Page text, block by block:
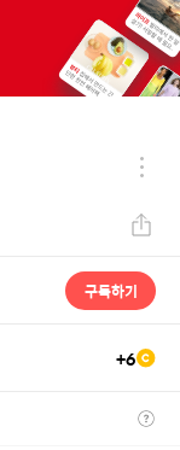
구독하기
+6